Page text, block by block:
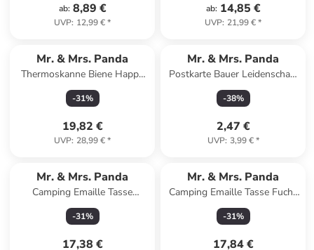
ab: 8,89 €
UVP: 12,99 €*
ab: 14,85 €
UVP: 21,99 €*
Mr. & Mrs. Panda
Thermoskanne Biene Happy
mit Spruch in Transparent
-31%
19,82 €
UVP: 28,99 €*
Mr. & Mrs. Panda
Postkarte Bauer Leidenschaft
mit Spruch in Weiß
-38%
2,47 €
UVP: 3,99 €*
Mr. & Mrs. Panda
Camping Emaille Tasse
Sommer Meer Glück mit
Spruch in Gelb Pastell
-31%
17,38 €
Mr. & Mrs. Panda
Camping Emaille Tasse Fuchs
Sterne ohne Spruch in Türkis
Pastell
-31%
17,84 €